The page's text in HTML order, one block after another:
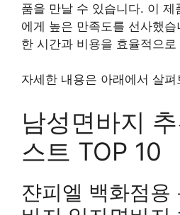
품을 만날 수 있습니다. 이 제
에게 높은 만족도를 선사했
한 시간과 비용을 효율적으
자세한 내용은 아래에서 살펴
남성면바지
스트 TOP 10
쟌피엘 백화점용